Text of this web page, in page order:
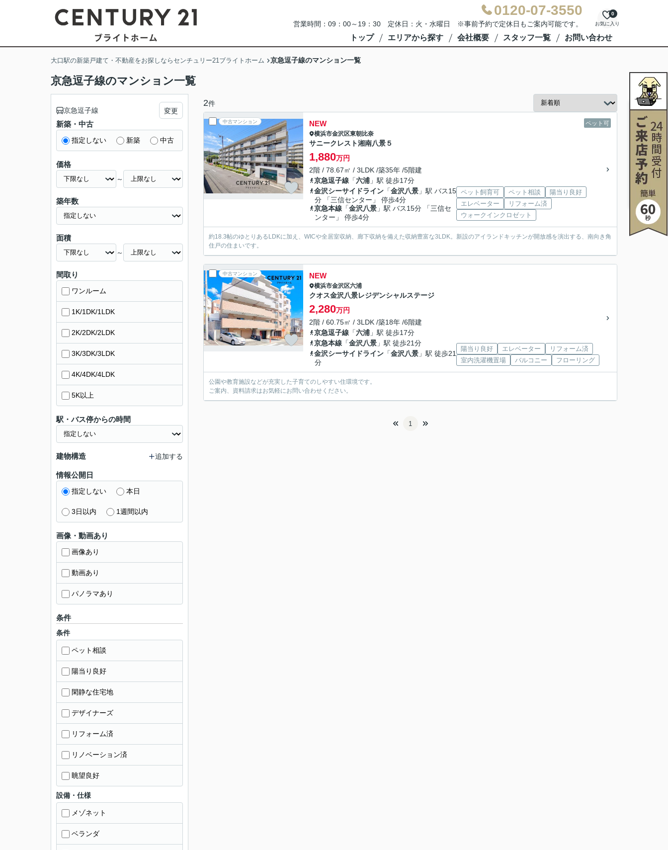
0120-07-3550
営業時間：09：00～19：30 定休日：火・水曜日 ※事前予約で定休日もご案内可能です。 お気に入り
0
トップ エリアから探す 会社概要 スタッフ一覧 お問い合わせ
大口駅の新築戸建て・不動産をお探しならセンチュリー21ブライトホーム 京急逗子線のマンション一覧
京急逗子線のマンション一覧
2件
中古マンション ペット可
NEW
横浜市金沢区東朝比奈
サニークレスト湘南八景５
1,880万円
2階 / 78.67㎡ / 3LDK /築35年 /5階建
京急逗子線 「六浦 」駅 徒歩17分
金沢シーサイドライン 「金沢八景 」駅 バス15
分 「三信センター」 停歩4分
京急本線 「金沢八景 」駅 バス15分 「三信セ
ンター」 停歩4分
ペット飼育可 ペット相談
陽当り良好
エレベーター
リフォーム済
ウォークインクロゼット
約18.3帖のゆとりあるLDKに加え、WICや全居室収納、廊下収納を備えた収納豊富な3LDK。新設のアイランドキッチンが開放感を演出する、南向き角
住戸の住まいです。
中古マンション NEW
横浜市金沢区六浦
クオス金沢八景レジデンシャルステージ
2,280万円
2階 / 60.75㎡ / 3LDK /築18年 /6階建
京急逗子線 「六浦 」駅 徒歩17分
京急本線 「金沢八景 」駅 徒歩21分
金沢シーサイドライン 「金沢八景 」駅 徒歩21
分
陽当り良好 エレベーター
リフォーム済
室内洗濯機置場
バルコニー フローリング
公園や教育施設などが充実した子育てのしやすい住環境です。
ご案内、資料請求はお気軽にお問い合わせください。
1
京急逗子線 変更
新築・中古
指定しない 新築 中古
価格
～
築年数
面積
～
間取り
ワンルーム
1K/1DK/1LDK
2K/2DK/2LDK
3K/3DK/3LDK
4K/4DK/4LDK
5K以上
駅・バス停からの時間
建物構造 追加する
情報公開日
指定しない 本日
3日以内 1週間以内
画像・動画あり
画像あり
動画あり
パノラマあり
条件
条件
ペット相談
陽当り良好
閑静な住宅地
デザイナーズ
リフォーム済
リノベーション済
眺望良好
設備・仕様
メゾネット
ベランダ